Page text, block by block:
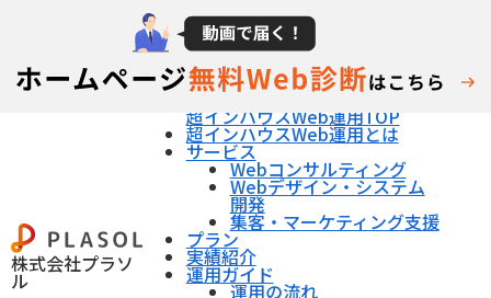
株式会社プラソ
ル
超インハウスWeb運用TOP
超インハウスWeb運用とは
サービス
Webコンサルティング
Webデザイン・システム
開発
集客・マーケティング支援
プラン
実績紹介
運用ガイド
運用の流れ